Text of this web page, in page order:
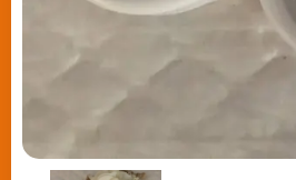
Casos reales